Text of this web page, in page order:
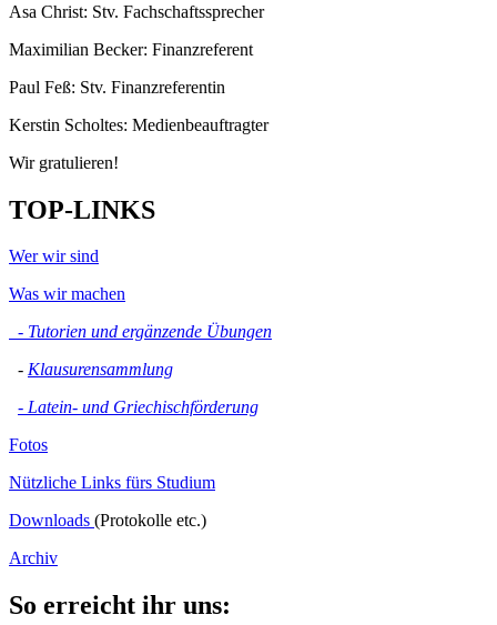
Asa Christ: Stv. Fachschaftssprecher
Maximilian Becker: Finanzreferent
Paul Feß: Stv. Finanzreferentin
Kerstin Scholtes: Medienbeauftragter
Wir gratulieren!
TOP-LINKS
Wer wir sind
Was wir machen
- Tutorien und ergänzende Übungen
- Klausurensammlung
- Latein- und Griechischförderung
Fotos
Nützliche Links fürs Studium
Downloads (Protokolle etc.)
Archiv
So erreicht ihr uns: